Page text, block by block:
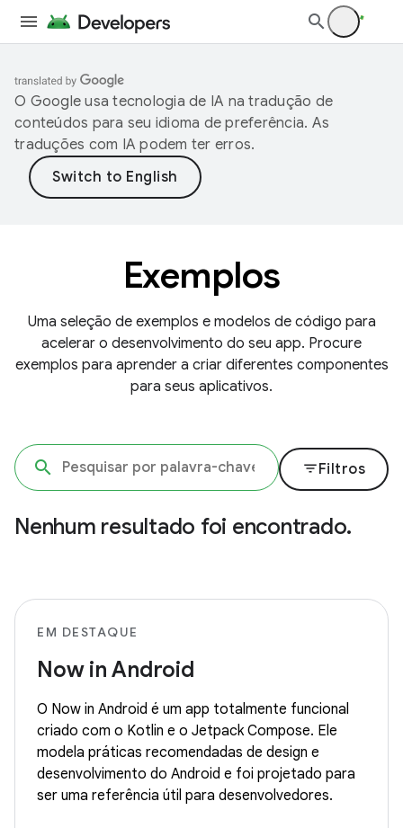
O Google usa tecnologia de IA na tradução de
conteúdos para seu idioma de preferência. As
traduções com IA podem ter erros.
Exemplos
Uma seleção de exemplos e modelos de código para
acelerar o desenvolvimento do seu app. Procure
exemplos para aprender a criar diferentes componentes
para seus aplicativos.
filter_listFiltros
Nenhum resultado foi encontrado.
EM DESTAQUE
Now in Android
O Now in Android é um app totalmente funcional
criado com o Kotlin e o Jetpack Compose. Ele
modela práticas recomendadas de design e
desenvolvimento do Android e foi projetado para
ser uma referência útil para desenvolvedores.